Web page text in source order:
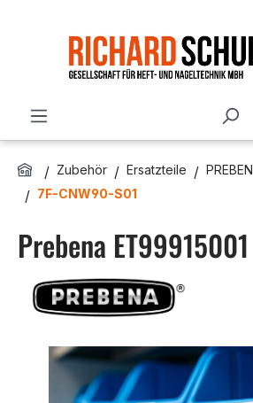
Zubehör Ersatzteile
7F-CNW90-S01
Prebena
Bildergalerie überspringen